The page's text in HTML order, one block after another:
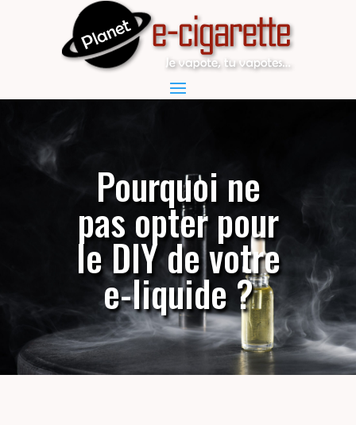
Pourquoi ne
pas opter pour
le DIY de votre
e-liquide ?